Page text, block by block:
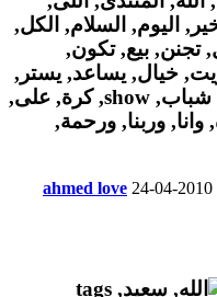
ahmed love 24-04-2010